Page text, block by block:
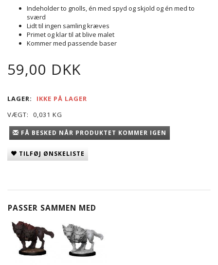
Indeholder to gnolls, én med spyd og skjold og én med to
sværd
Lidt til ingen samling kræves
Primet og klar til at blive malet
Kommer med passende baser
59,00 DKK
LAGER:
IKKE PÅ LAGER
VÆGT:
0,031 KG
FÅ BESKED NÅR PRODUKTET KOMMER IGEN
TILFØJ ØNSKELISTE
PASSER SAMMEN MED